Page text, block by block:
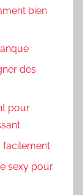
bien
des
pour
sexy pour